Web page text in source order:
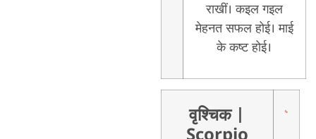
राखीं। कइल गइल
मेहनत सफल होई। माई
के कष्ट होई।
वृश्चिक